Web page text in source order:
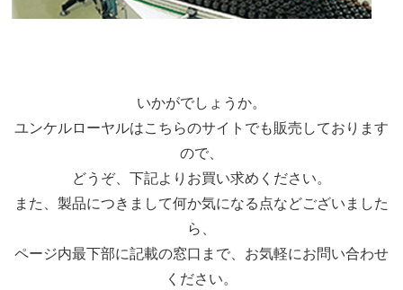
いかがでしょうか。
ユンケルローヤルはこちらのサイトでも販売しております
ので、
どうぞ、下記よりお買い求めください。
また、製品につきまして何か気になる点などございました
ら、
ページ内最下部に記載の窓口まで、お気軽にお問い合わせ
ください。